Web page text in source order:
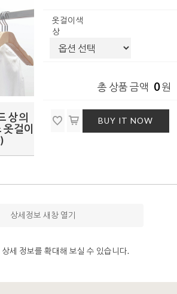
상의
걸이
옷걸이색
상
총 상품 금액 0원
BUY IT NOW
상세정보 새창 열기
상세 정보를 확대해 보실 수 있습니다.